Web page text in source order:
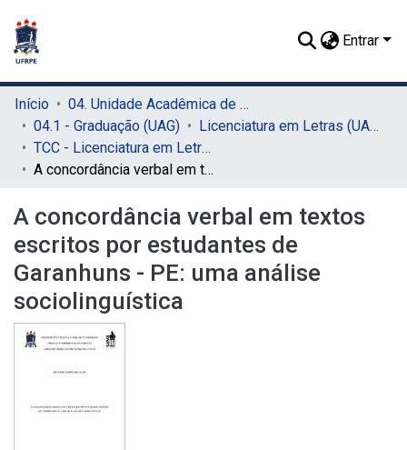
Entrar
Início
04. Unidade Acadêmica de Garanhuns (UAG)
04.1 - Graduação (UAG)
Licenciatura em Letras (UAG)
TCC - Licenciatura em Letras (UAG)
A concordância verbal em textos escritos por estudantes de Garanhuns - PE: uma análise sociolinguística
A concordância verbal em textos
escritos por estudantes de
Garanhuns - PE: uma análise
sociolinguística